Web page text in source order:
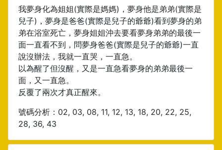
我夢身化為姐姐(實際是媽媽)，夢身他是弟弟(實際是
兒子)，夢身是爸爸(實際是兒子的爺爺)看到夢身的弟
弟在浴室死亡，夢身姐姐沖去要看夢身弟弟的最後一
面一直看不到，問夢身爸爸(實際是兒子的爺爺)一直
說沒辦法，我就一直哭，一直急。
以為醒了但沒醒，又是一直急看夢身的弟弟最後一
面，又一直急。
反覆了兩次才真正醒來。
號碼分析：02, 03, 08, 11, 12, 13, 18, 20, 22, 25,
28, 36, 43